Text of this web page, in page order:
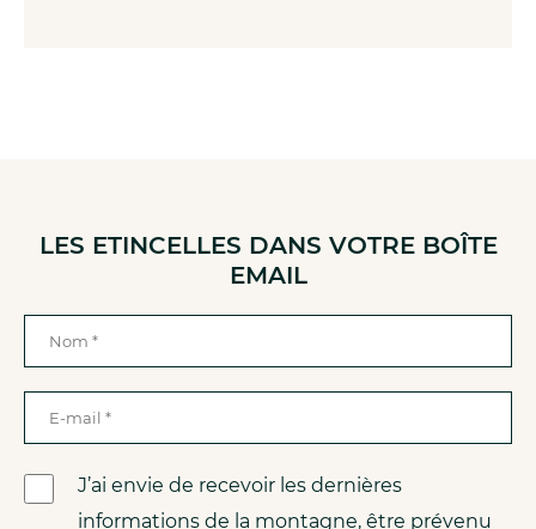
LES ETINCELLES DANS VOTRE BOÎTE
EMAIL
J’ai envie de recevoir les dernières
informations de la montagne, être prévenu